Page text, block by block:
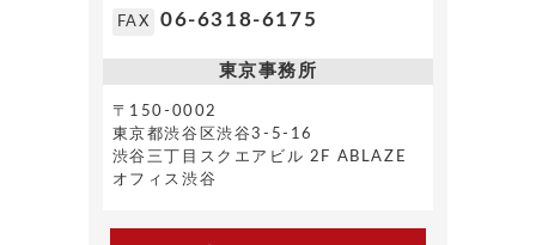
FAX 06-6318-6175
東京事務所
〒150-0002
東京都渋谷区渋谷3-5-16
渋谷三丁目スクエアビル 2F ABLAZE
オフィス渋谷